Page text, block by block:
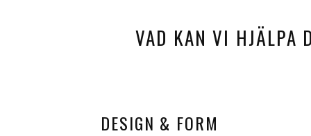
VAD KAN VI HJÄLPA
DESIGN & FORM